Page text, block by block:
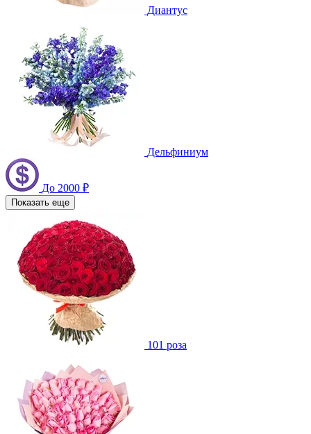
Диантус
Дельфиниум
До 2000 ₽
Показать еще
101 роза